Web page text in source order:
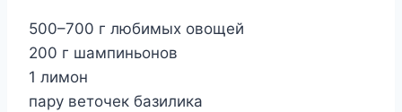
500–700 г любимых овощей
200 г шампиньонов
1 лимон
пару веточек базилика